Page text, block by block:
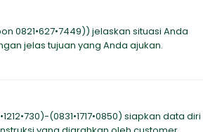
0821•627•7449)) jelaskan situasi Anda
jelas tujuan yang Anda ajukan.
(0831•1717•0850) siapkan data diri